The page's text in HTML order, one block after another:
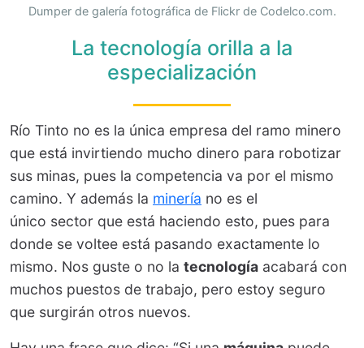
Dumper de galería fotográfica de Flickr de Codelco.com.
La tecnología orilla a la
especialización
Río Tinto no es la única empresa del ramo minero
que está invirtiendo mucho dinero para robotizar
sus minas, pues la competencia va por el mismo
camino. Y además la minería no es el
único sector que está haciendo esto, pues para
donde se voltee está pasando exactamente lo
mismo. Nos guste o no la tecnología acabará con
muchos puestos de trabajo, pero estoy seguro
que surgirán otros nuevos.